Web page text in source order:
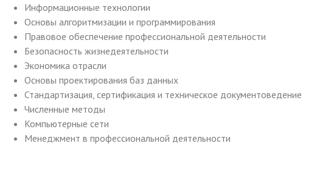
Информационные технологии
Основы алгоритмизации и программирования
Правовое обеспечение профессиональной деятельности
Безопасность жизнедеятельности
Экономика отрасли
Основы проектирования баз данных
Стандартизация, сертификация и техническое документоведение
Численные методы
Компьютерные сети
Менеджмент в профессиональной деятельности